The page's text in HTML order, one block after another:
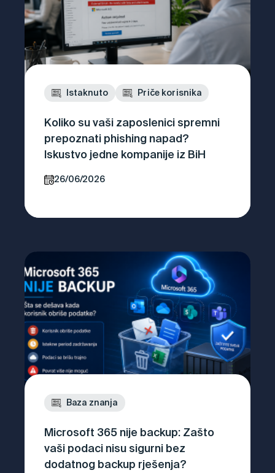
Istaknuto Priče korisnika
Koliko su vaši zaposlenici spremni
prepoznati phishing napad?
Iskustvo jedne kompanije iz BiH
26/06/2026
Baza znanja
Microsoft 365 nije backup: Zašto
vaši podaci nisu sigurni bez
dodatnog backup rješenja?